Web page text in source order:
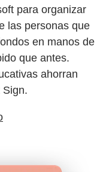
para organizar
las personas que
en manos de
que antes.
ahorran
Sign.